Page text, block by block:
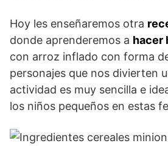
Hoy les enseñaremos otra
donde aprenderemos a hacer
con arroz inflado con forma
personajes que nos divierten
actividad es muy sencilla e
los niños pequeños en estas